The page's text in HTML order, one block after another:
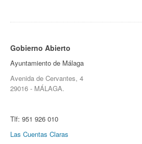
Gobierno Abierto
Ayuntamiento de Málaga
Avenida de Cervantes, 4
29016 - MÁLAGA.
Tlf: 951 926 010
Las Cuentas Claras